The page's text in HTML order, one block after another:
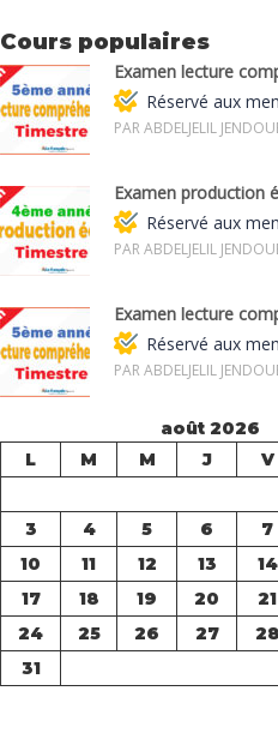
Cours populaires
Examen lecture
Réservé aux
PAR ABDELJELIL
Examen production
Réservé aux
PAR ABDELJELIL
Examen lecture
Réservé aux
PAR ABDELJELIL
août 2026
L
M M J V
3
4 5 6 7
10
11 12 13 14
17
18 19 20 21
24
25 26 27 28
31